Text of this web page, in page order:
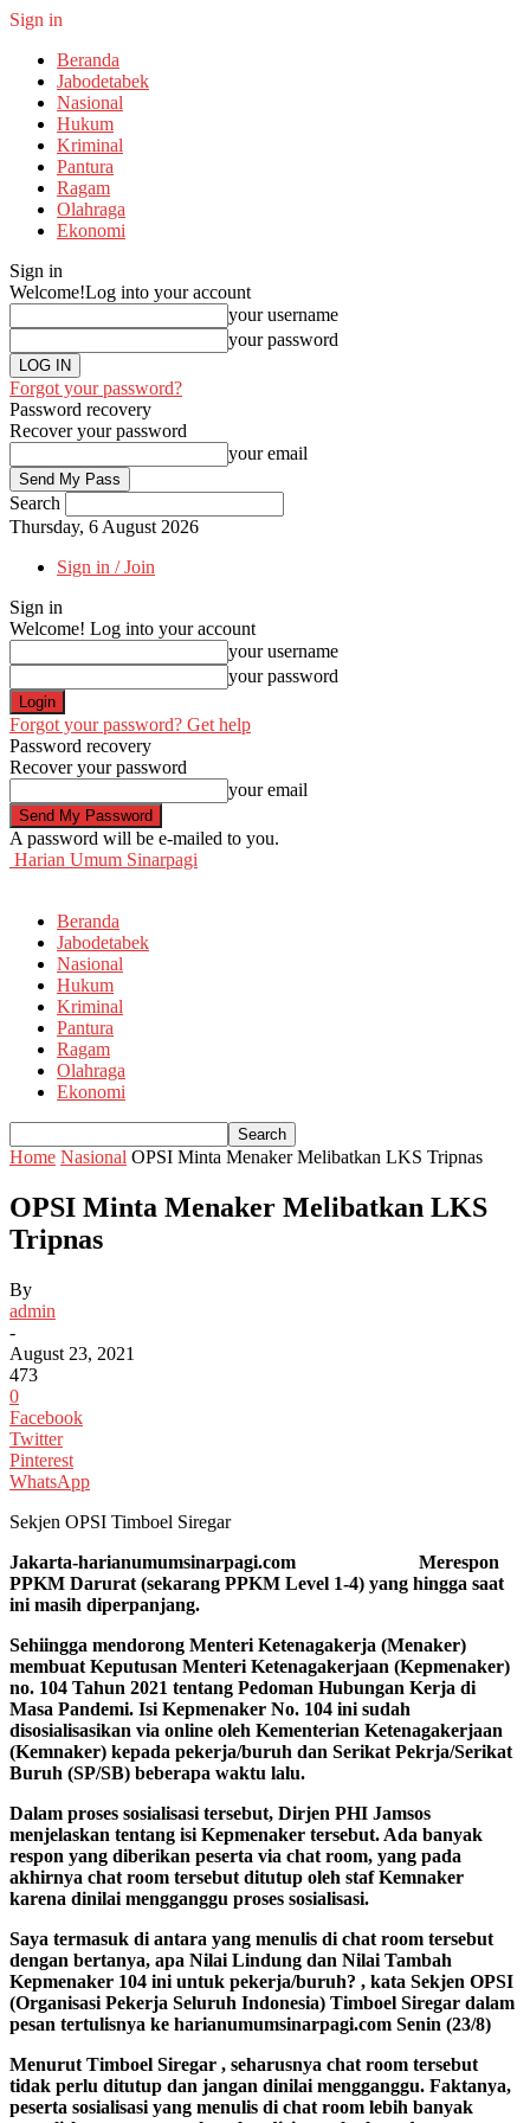
Sign in
Beranda
Jabodetabek
Nasional
Hukum
Kriminal
Pantura
Ragam
Olahraga
Ekonomi
Sign in
Welcome!Log into your account
your username
your password
Forgot your password?
Password recovery
Recover your password
your email
Search
Thursday, 6 August 2026
Sign in / Join
Sign in
Welcome! Log into your account
your username
your password
Forgot your password? Get help
Password recovery
Recover your password
your email
A password will be e-mailed to you.
Harian Umum Sinarpagi
Beranda
Jabodetabek
Nasional
Hukum
Kriminal
Pantura
Ragam
Olahraga
Ekonomi
Home Nasional OPSI Minta Menaker Melibatkan LKS Tripnas
OPSI Minta Menaker Melibatkan LKS
Tripnas
By
admin
-
August 23, 2021
473
0
Facebook
Twitter
Pinterest
WhatsApp
Sekjen OPSI Timboel Siregar
Jakarta-harianumumsinarpagi.com Merespon
PPKM Darurat (sekarang PPKM Level 1-4) yang hingga saat
ini masih diperpanjang.
Sehiingga mendorong Menteri Ketenagakerja (Menaker)
membuat Keputusan Menteri Ketenagakerjaan (Kepmenaker)
no. 104 Tahun 2021 tentang Pedoman Hubungan Kerja di
Masa Pandemi. Isi Kepmenaker No. 104 ini sudah
disosialisasikan via online oleh Kementerian Ketenagakerjaan
(Kemnaker) kepada pekerja/buruh dan Serikat Pekrja/Serikat
Buruh (SP/SB) beberapa waktu lalu.
Dalam proses sosialisasi tersebut, Dirjen PHI Jamsos
menjelaskan tentang isi Kepmenaker tersebut. Ada banyak
respon yang diberikan peserta via chat room, yang pada
akhirnya chat room tersebut ditutup oleh staf Kemnaker
karena dinilai mengganggu proses sosialisasi.
Saya termasuk di antara yang menulis di chat room tersebut
dengan bertanya, apa Nilai Lindung dan Nilai Tambah
Kepmenaker 104 ini untuk pekerja/buruh? , kata Sekjen OPSI
(Organisasi Pekerja Seluruh Indonesia) Timboel Siregar dalam
pesan tertulisnya ke harianumumsinarpagi.com Senin (23/8)
Menurut Timboel Siregar , seharusnya chat room tersebut
tidak perlu ditutup dan jangan dinilai mengganggu. Faktanya,
peserta sosialisasi yang menulis di chat room lebih banyak